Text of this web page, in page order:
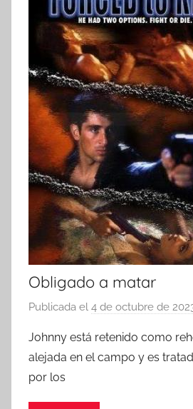
Obligado a matar
Publicada el 4 de octubre de
Johnny está retenido como
alejada en el campo y es
por los